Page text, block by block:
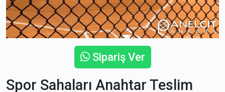
Sipariş Ver
Spor Sahaları Anahtar Teslim